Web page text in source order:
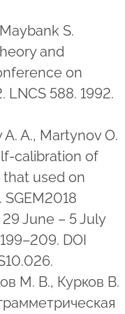
S.
and
on
LNCS 588. 1992.
A., Martynov O.
calibration of
used on
June – 5 July
DOI
М. В., Курков В.